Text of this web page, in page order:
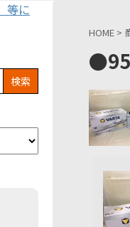
HOME >
●95
等に